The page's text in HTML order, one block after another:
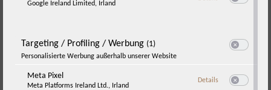
-10% early bird discount
Google Ireland Limited, Irland
Targeting / Profiling / Werbung (1)
Personalisierte Werbung außerhalb unserer Website
Meta Pixel
Meta Platforms Ireland Ltd., Irland
Details zu Meta Pixel